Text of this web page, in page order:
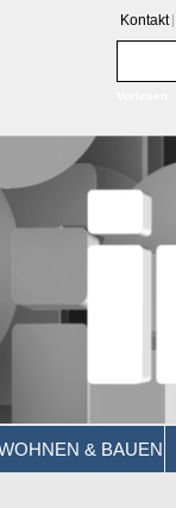
Kontakt
& BAUEN